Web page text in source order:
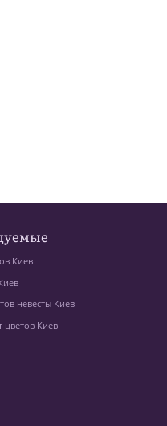
Киев
невесты Киев
цветов Киев